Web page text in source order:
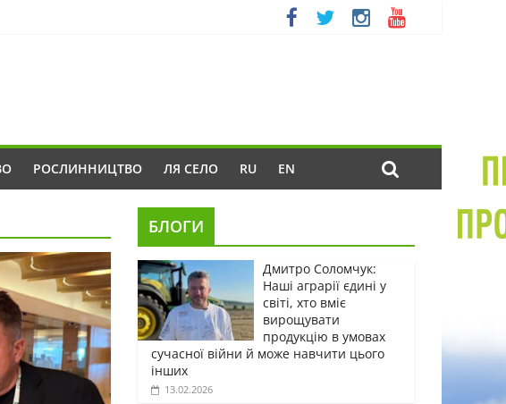
РОСЛИННИЦТВО ЛЯ СЕЛО RU EN
БЛОГИ
Дмитро Соломчук:
Наші аграрії єдині у
світі, хто вміє
вирощувати
продукцію в умовах
сучасної війни й може навчити цього
інших
13.02.2026